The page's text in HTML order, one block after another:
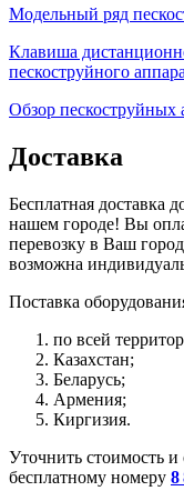
Модельный ряд
Клавиша
пескоструйного
Обзор пескоструйных
Доставка
Бесплатная доставка
нашем городе! Вы
перевозку в Ваш
возможна
Поставка
по всей
Казахстан;
Беларусь;
Армения;
Киргизия.
Уточнить стоимость
бесплатному номеру 8